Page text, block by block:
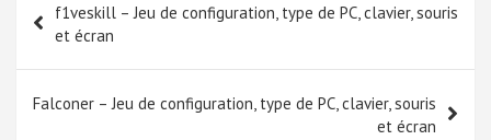
de
l’article
f1veskill – Jeu de configuration, type de PC, clavier, souris
et écran
Falconer – Jeu de configuration, type de PC, clavier, souris
et écran